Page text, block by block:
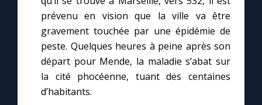
prévenu en vision que la ville va être
gravement touchée par une épidémie de
peste. Quelques heures à peine après son
départ pour Mende, la maladie s’abat sur
la cité phocéenne, tuant des centaines
d’habitants.